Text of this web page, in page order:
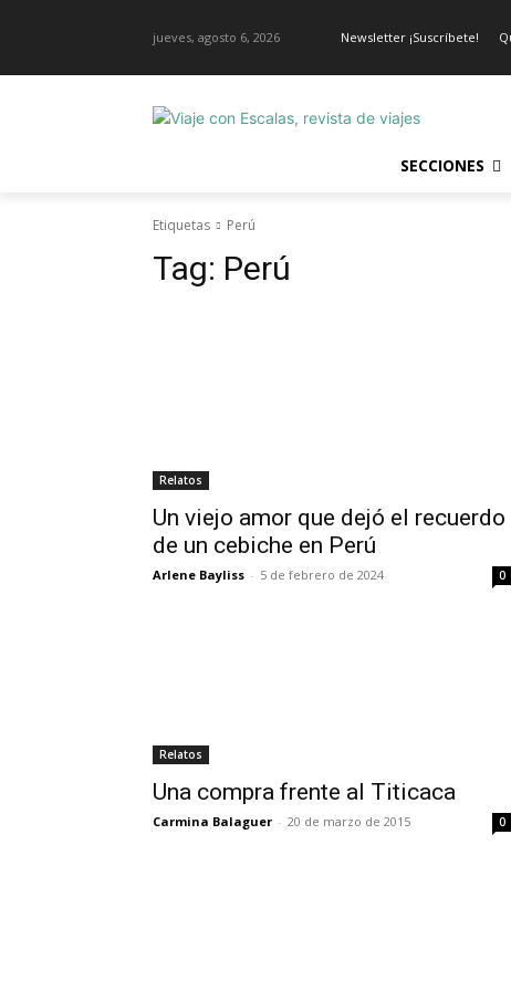
jueves, agosto 6, 2026 Newsletter ¡Suscríbete!
SECCIONES
Etiquetas Perú
Tag: Perú
Relatos
Un viejo amor que dejó el recuerdo
de un cebiche en Perú
Arlene Bayliss - 5 de febrero de 2024 0
Relatos
Una compra frente al Titicaca
Carmina Balaguer - 20 de marzo de 2015 0